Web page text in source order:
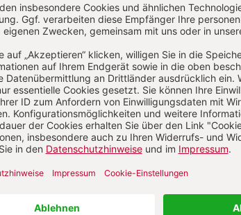
Diesen Artikel jetzt lesen!
Im Abo
Ihr Plus: Zugriff auch